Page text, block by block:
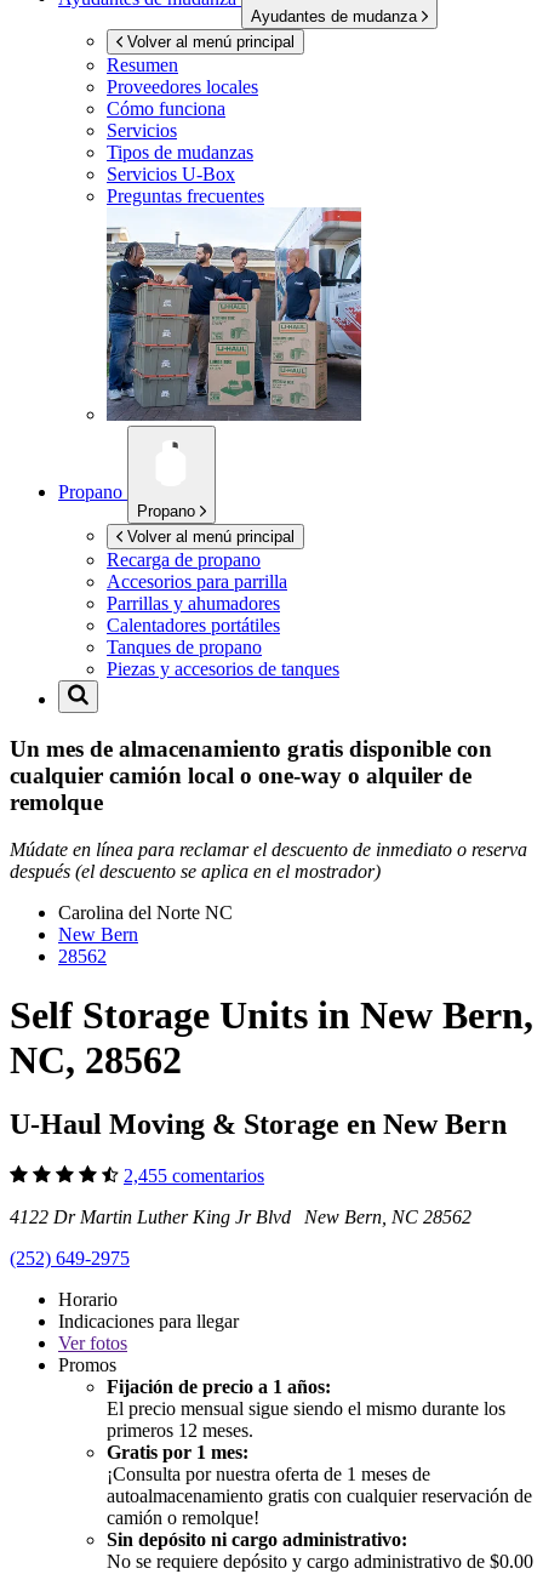
Ayudantes de mudanza
Volver al menú principal
Resumen
Proveedores locales
Cómo funciona
Servicios
Tipos de mudanzas
Servicios U-Box
Preguntas frecuentes
Propano
Propano
Volver al menú principal
Recarga de propano
Accesorios para parrilla
Parrillas y ahumadores
Calentadores portátiles
Tanques de propano
Piezas y accesorios de tanques
Un mes de almacenamiento gratis disponible con
cualquier camión local o one-way o alquiler de
remolque
Múdate en línea para reclamar el descuento de inmediato o reserva
después (el descuento se aplica en el mostrador)
Carolina del Norte NC
New Bern
28562
Self Storage Units in New Bern,
NC, 28562
U-Haul Moving & Storage en New Bern
2,455 comentarios
4122 Dr Martin Luther King Jr Blvd New Bern, NC 28562
(252) 649-2975
Horario
Indicaciones para llegar
Verfotos
Promos
Fijación de precio a 1 años:
El precio mensual sigue siendo el mismo durante los
primeros 12 meses.
Gratis por 1 mes:
¡Consulta por nuestra oferta de 1 meses de
autoalmacenamiento gratis con cualquier reservación de
camión o remolque!
Sin depósito ni cargo administrativo:
No se requiere depósito y cargo administrativo de $0.00